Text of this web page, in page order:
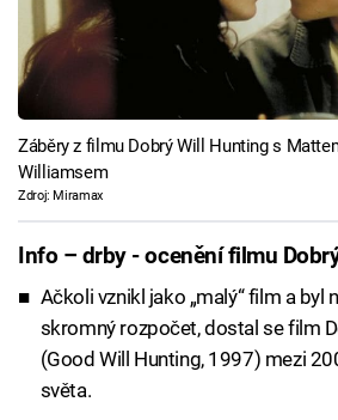
Záběry z filmu Dobrý Will Hunting s
Williamsem
Zdroj: Miramax
Info – drby - ocenění filmu
Ačkoli vznikl jako „malý“ film a byl
skromný rozpočet, dostal se film
(Good Will Hunting, 1997) mezi
světa.